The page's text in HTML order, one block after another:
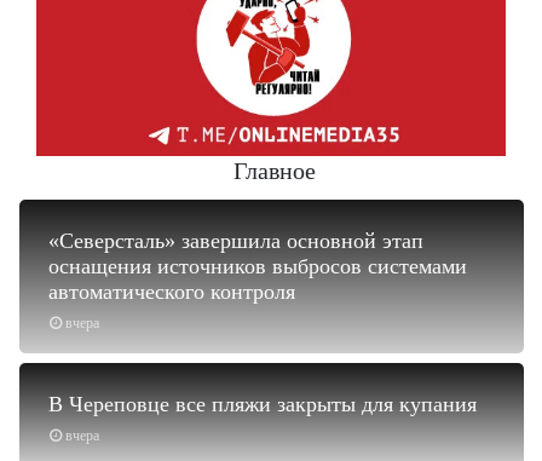
Главное
вчера
«Северсталь» завершила основной этап
оснащения источников выбросов системами
автоматического контроля
вчера
В Череповце все пляжи закрыты для купания